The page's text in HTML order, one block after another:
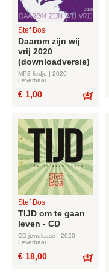
Stef Bos
Daarom zijn wij
vrij 2020
(downloadversie)
MP3 liedje | 2020
Leverbaar
€ 1,00
Stef Bos
TIJD om te gaan
leven - CD
CD jewelcase | 2020
Leverbaar
€ 18,00